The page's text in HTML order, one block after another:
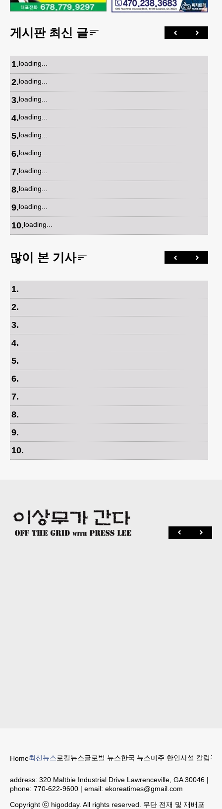
게시판 최신 글
1.loading...
2.loading...
3.loading...
4.loading...
5.loading...
6.loading...
7.loading...
8.loading...
9.loading...
10.loading...
많이 본 기사
1.
2.
3.
4.
5.
6.
7.
8.
9.
10.
Home최신뉴스로컬뉴스글로벌 뉴스한국 뉴스미주 한인사설 칼럼구
address: 320 Maltbie Industrial Drive Lawrenceville, GA 30046 |
phone: 770-622-9600 | email: ekoreatimes@gmail.com
Copyright ⓒ higodday. All rights reserved. 무단 전재 및 재배포